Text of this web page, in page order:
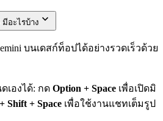
มีอะไรบ้าง
บนเดสก์ท็อปได้อย่างรวดเร็วด้วย
องได้: กด Option + Space เพื่อเปิดมิ
Shift + Space เพื่อใช้งานแชทเต็มรูป